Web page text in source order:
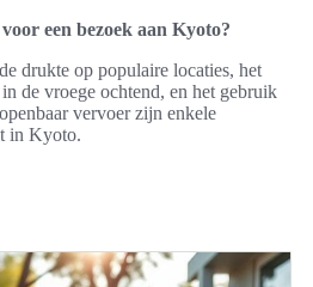
een bezoek aan Kyoto?
drukte op populaire locaties, het
de vroege ochtend, en het gebruik
vervoer zijn enkele
in Kyoto.